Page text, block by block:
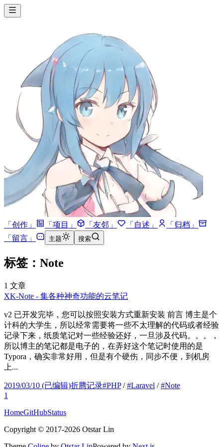
「 创作 」 「 项目 」 「友邻 」 「 自述 」 「 归档 」
「 留言 」 主题 搜索
标签：Note
1 文章
XK-Note - 集各种神奇功能的云笔记
v2 已开发完毕，您可以按照安装方式重新安装 前言 博主是个
计科的大学生，所以经常需要将一些不太理解的代码或者经验
记录下来，纸质笔记对一些经验还好，一旦涉及代码。。。，
所以博主的笔记都是电子的，在弄好这个笔记时使用的是
Typora，确实非常好用，但是有个硬伤，同步不便，到机房
上...
2019/03/10 (已编辑)折腾记录#PHP/#Laravel /#Note
1
HomeGitHubStatus
Copyright © 2017-2026 Otstar Lin